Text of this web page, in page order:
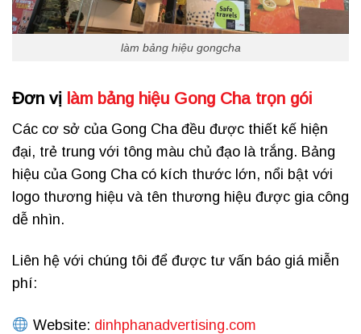
làm bảng hiệu gongcha
Đơn vị làm bảng hiệu Gong Cha trọn gói
Các cơ sở của Gong Cha đều được thiết kế hiện
đại, trẻ trung với tông màu chủ đạo là trắng. Bảng
hiệu của Gong Cha có kích thước lớn, nổi bật với
logo thương hiệu và tên thương hiệu được gia công
dễ nhìn.
Liên hệ với chúng tôi để được tư vấn báo giá miễn
phí:
Website: dinhphanadvertising.com